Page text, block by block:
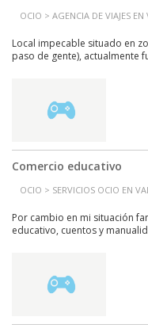
OCIO > AGENCIA DE VIAJES EN
Local impecable situado en
paso de gente), actualmente
Comercio educativo
OCIO > SERVICIOS OCIO EN
Por cambio en mi situación
educativo, cuentos y